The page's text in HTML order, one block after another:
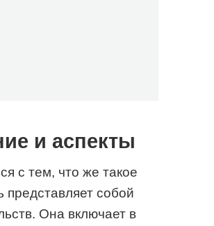
и аспекты
с тем, что же такое
представляет собой
Она включает в